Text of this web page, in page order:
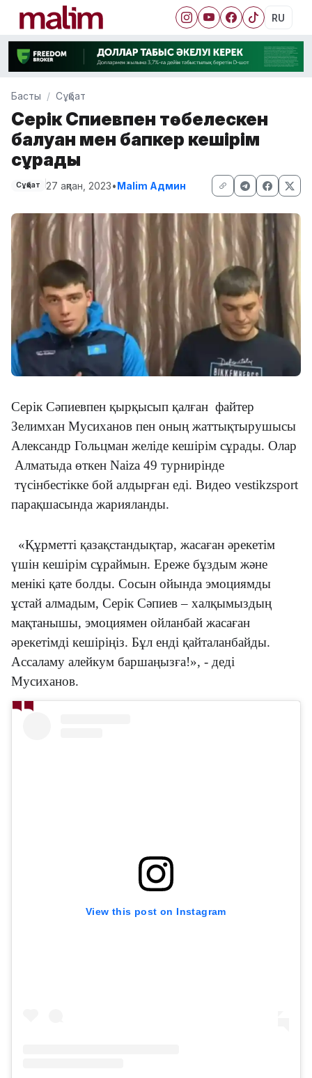
RU
Басты Сұқбат
Серік Сәпиевпен төбелескен
балуан мен бапкер кешірім
сұрады
Сұқбат 27 ақпан, 2023•Malim Админ
Серік Сәпиевпен қырқысып қалған файтер
Зелимхан Мусиханов пен оның жаттықтырушысы
Александр Гольцман желіде кешірім сұрады. Олар
Алматыда өткен Naiza 49 турнирінде
түсінбестікке бой алдырған еді. Видео vestikzsport
парақшасында жарияланды.
«Құрметті қазақстандықтар, жасаған әрекетім
үшін кешірім сұраймын. Ереже бұздым және
менікі қате болды. Сосын ойында эмоциямды
ұстай алмадым, Серік Сәпиев – халқымыздың
мақтанышы, эмоциямен ойланбай жасаған
әрекетімді кешіріңіз. Бұл енді қайталанбайды.
Ассаламу алейкум баршаңызға!», - деді
Мусиханов.
View this post on Instagram